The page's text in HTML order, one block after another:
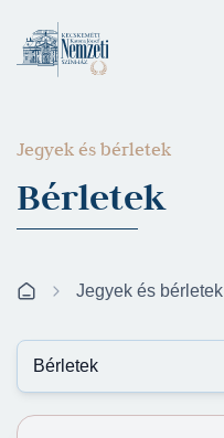
Jegyek és bérletek
Bérletek
Jegyek és bérletek